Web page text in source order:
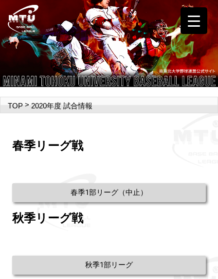
TOP > 2020年度 試合情報
春季リーグ戦
春季1部リーグ（中止）
秋季リーグ戦
秋季1部リーグ